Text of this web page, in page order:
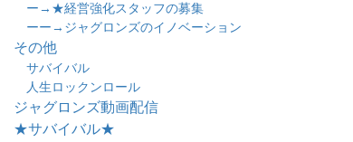
ー→★経営強化スタッフの募集
ーー→ジャグロンズのイノベーション
その他
サバイバル
人生ロックンロール
ジャグロンズ動画配信
★サバイバル★